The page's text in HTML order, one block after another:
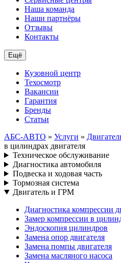
Наша команда
Наши партнёры
Отзывы
Контакты
Ещё
Кузовной центр
Техосмотр
Вакансии
Гарантия
Бренды
Статьи
АБС-АВТО » Услуги »
в цилиндрах двигателя
Техническое обслуживание
Диагностика автомобиля
Подвеска и ходовая часть
Тормозная система
Двигатель и ГРМ
Диагностика компрессии
Замер компрессии в
Эндоскопия цилиндров
Замена опор двигателя
Замена помпы двигателя
Замена масляного насоса